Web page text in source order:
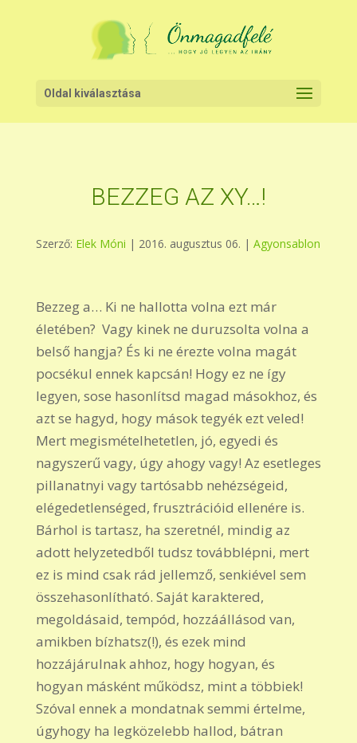
Oldal kiválasztása
BEZZEG AZ XY…!
Szerző: Elek Móni | 2016. augusztus 06. | Agyonsablon
Bezzeg a… Ki ne hallotta volna ezt már
életében? Vagy kinek ne duruzsolta volna a
belső hangja? És ki ne érezte volna magát
pocsékul ennek kapcsán! Hogy ez ne így
legyen, sose hasonlítsd magad másokhoz, és
azt se hagyd, hogy mások tegyék ezt veled!
Mert megismételhetetlen, jó, egyedi és
nagyszerű vagy, úgy ahogy vagy! Az esetleges
pillanatnyi vagy tartósabb nehézségeid,
elégedetlenséged, frusztrációid ellenére is.
Bárhol is tartasz, ha szeretnél, mindig az
adott helyzetedből tudsz továbblépni, mert
ez is mind csak rád jellemző, senkiével sem
összehasonlítható. Saját karaktered,
megoldásaid, tempód, hozzáállásod van,
amikben bízhatsz(!), és ezek mind
hozzájárulnak ahhoz, hogy hogyan, és
hogyan másként működsz, mint a többiek!
Szóval ennek a mondatnak semmi értelme,
úgyhogy ha legközelebb hallod, bátran